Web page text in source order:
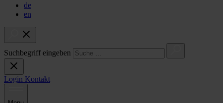
de
en
Suchbegriff eingeben
Login Kontakt